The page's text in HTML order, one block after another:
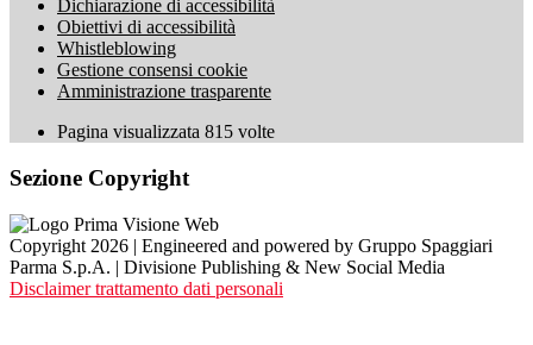
Dichiarazione di accessibilità
Obiettivi di accessibilità
Whistleblowing
Gestione consensi cookie
Amministrazione trasparente
Pagina visualizzata 815 volte
Sezione Copyright
Copyright 2026 | Engineered and powered by Gruppo Spaggiari
Parma S.p.A. | Divisione Publishing & New Social Media
Disclaimer trattamento dati personali